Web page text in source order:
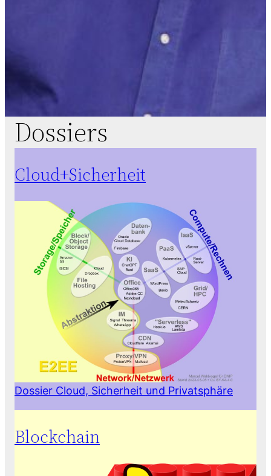
Dossiers
Cloud+​Sicherheit
Dossier Cloud, Sicherheit und Privatsphäre
Blockchain